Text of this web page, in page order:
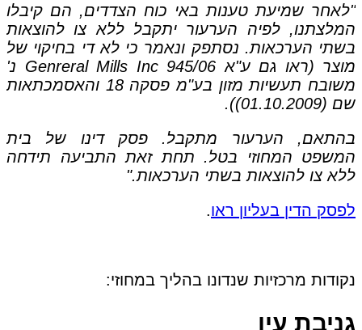
"לאחר שמיעת טענות באי כוח הצדדים, הם קיבלו
המלצתנו, לפיה הערעור יתקבל ללא צו להוצאות
בשתי הערכאות. נסתפק ונאמר כי לא די בחיקוי של
מוצר (ראו גם ע"א 945/06 Genreral Mills Inc נ'
משובח תעשיות מזון בע"מ פסקה 18 והאסמכתאות
שם (01.10.2009)).
בהתאם, הערעור מתקבל. פסק דינו של בית
המשפט המחוזי בטל. תחת זאת התביעה תידחה
ללא צו להוצאות בשתי הערכאות."
לפסק הדין בעליון ראו.
נקודות מרכזיות שנדונו בהליך במחוזי:
גניבת עין